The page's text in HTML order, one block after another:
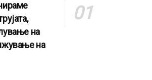
на
на